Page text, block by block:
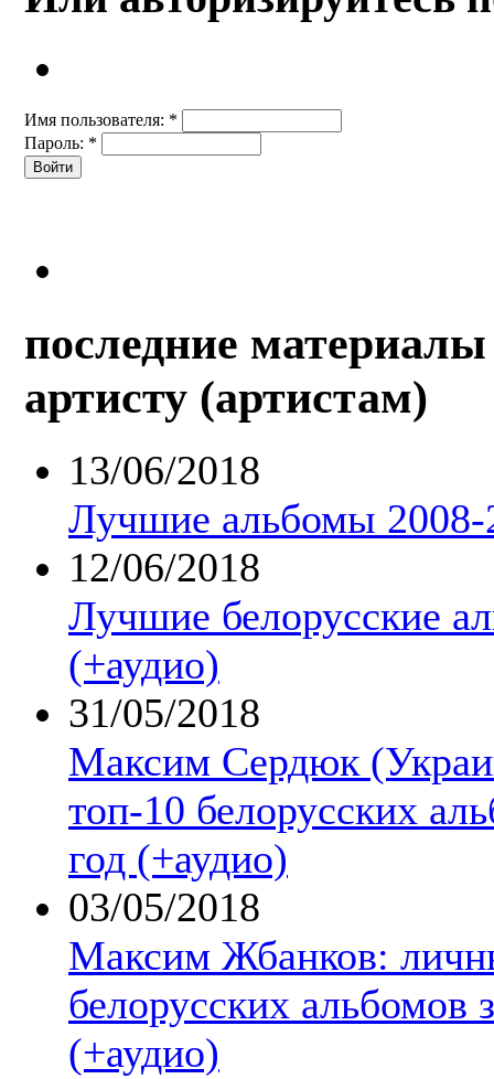
Имя пользователя: *
Пароль: *
последние
артисту (артистам)
13/06/2018
Лучшие альбомы 2008-
12/06/2018
Лучшие белорусские
(+аудио)
31/05/2018
Максим Сердюк
топ-10 белорусских
год (+аудио)
03/05/2018
Максим Жбанков:
белорусских альбомов
(+аудио)